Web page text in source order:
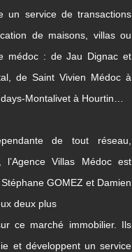
un service de transactions
de maisons, villas ou
médoc : de Jau Dignac et
de Saint Vivien Médoc à
Montalivet à Hourtin…
de tout réseau,
l’Agence Villas Médoc est
GOMEZ et Damien
deux plus
ce marché immobilier. Ils
et développent un service